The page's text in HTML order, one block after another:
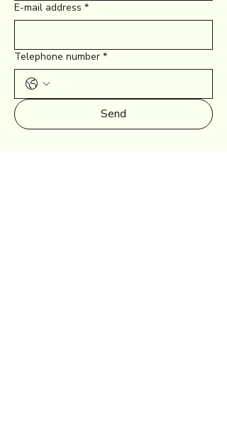
E-mail address *
Telephone number *
Send